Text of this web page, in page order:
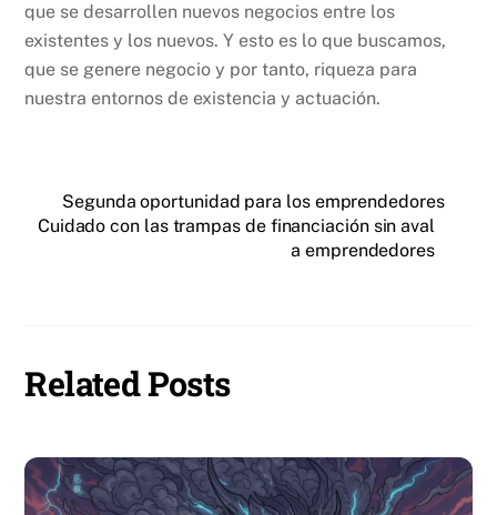
que se desarrollen nuevos negocios entre los
existentes y los nuevos. Y esto es lo que buscamos,
que se genere negocio y por tanto, riqueza para
nuestra entornos de existencia y actuación.
Segunda oportunidad para los emprendedores
Cuidado con las trampas de financiación sin aval
a emprendedores
Related Posts